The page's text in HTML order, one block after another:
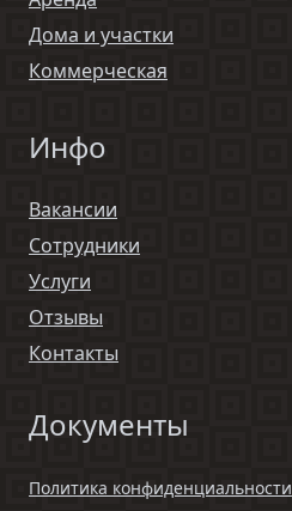
Дома и участки
Коммерческая
Инфо
Вакансии
Сотрудники
Услуги
Отзывы
Контакты
Документы
Политика конфиденциальности